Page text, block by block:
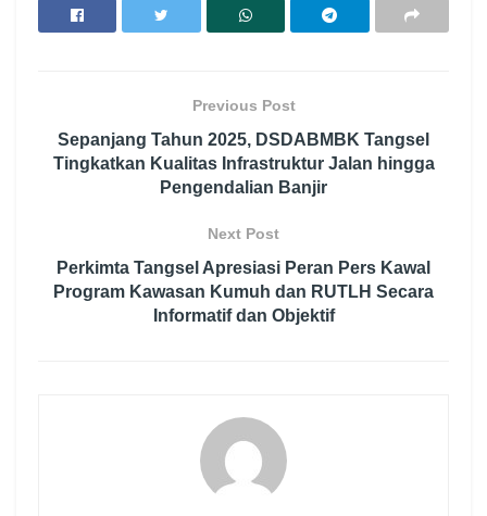
Previous Post
Sepanjang Tahun 2025, DSDABMBK Tangsel
Tingkatkan Kualitas Infrastruktur Jalan hingga
Pengendalian Banjir
Next Post
Perkimta Tangsel Apresiasi Peran Pers Kawal
Program Kawasan Kumuh dan RUTLH Secara
Informatif dan Objektif